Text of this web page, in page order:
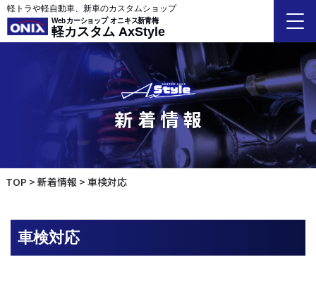
軽トラや軽自動車、新車のカスタムショップ
Webカーショップ オニキス新青梅
軽カスタム AxStyle
新着情報
TOP 新着情報 車検対応
車検対応